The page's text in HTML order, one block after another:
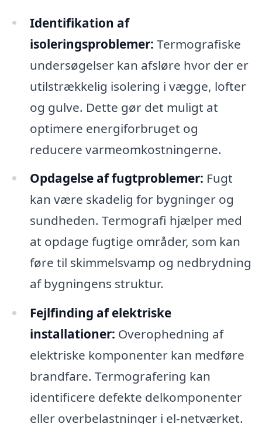
Identifikation af
isoleringsproblemer: Termografiske
undersøgelser kan afsløre hvor der er
utilstrækkelig isolering i vægge, lofter
og gulve. Dette gør det muligt at
optimere energiforbruget og
reducere varmeomkostningerne.
Opdagelse af fugtproblemer: Fugt
kan være skadelig for bygninger og
sundheden. Termografi hjælper med
at opdage fugtige områder, som kan
føre til skimmelsvamp og nedbrydning
af bygningens struktur.
Fejlfinding af elektriske
installationer: Overophedning af
elektriske komponenter kan medføre
brandfare. Termografering kan
identificere defekte delkomponenter
eller overbelastninger i el-netværket.